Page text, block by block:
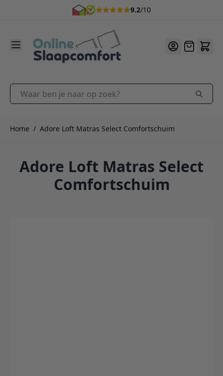
9.2/10
Offerte
Waar ben je naar op zoek?
Home / Adore Loft Matras Select Comfortschuim
Adore Loft Matras Select
Comfortschuim